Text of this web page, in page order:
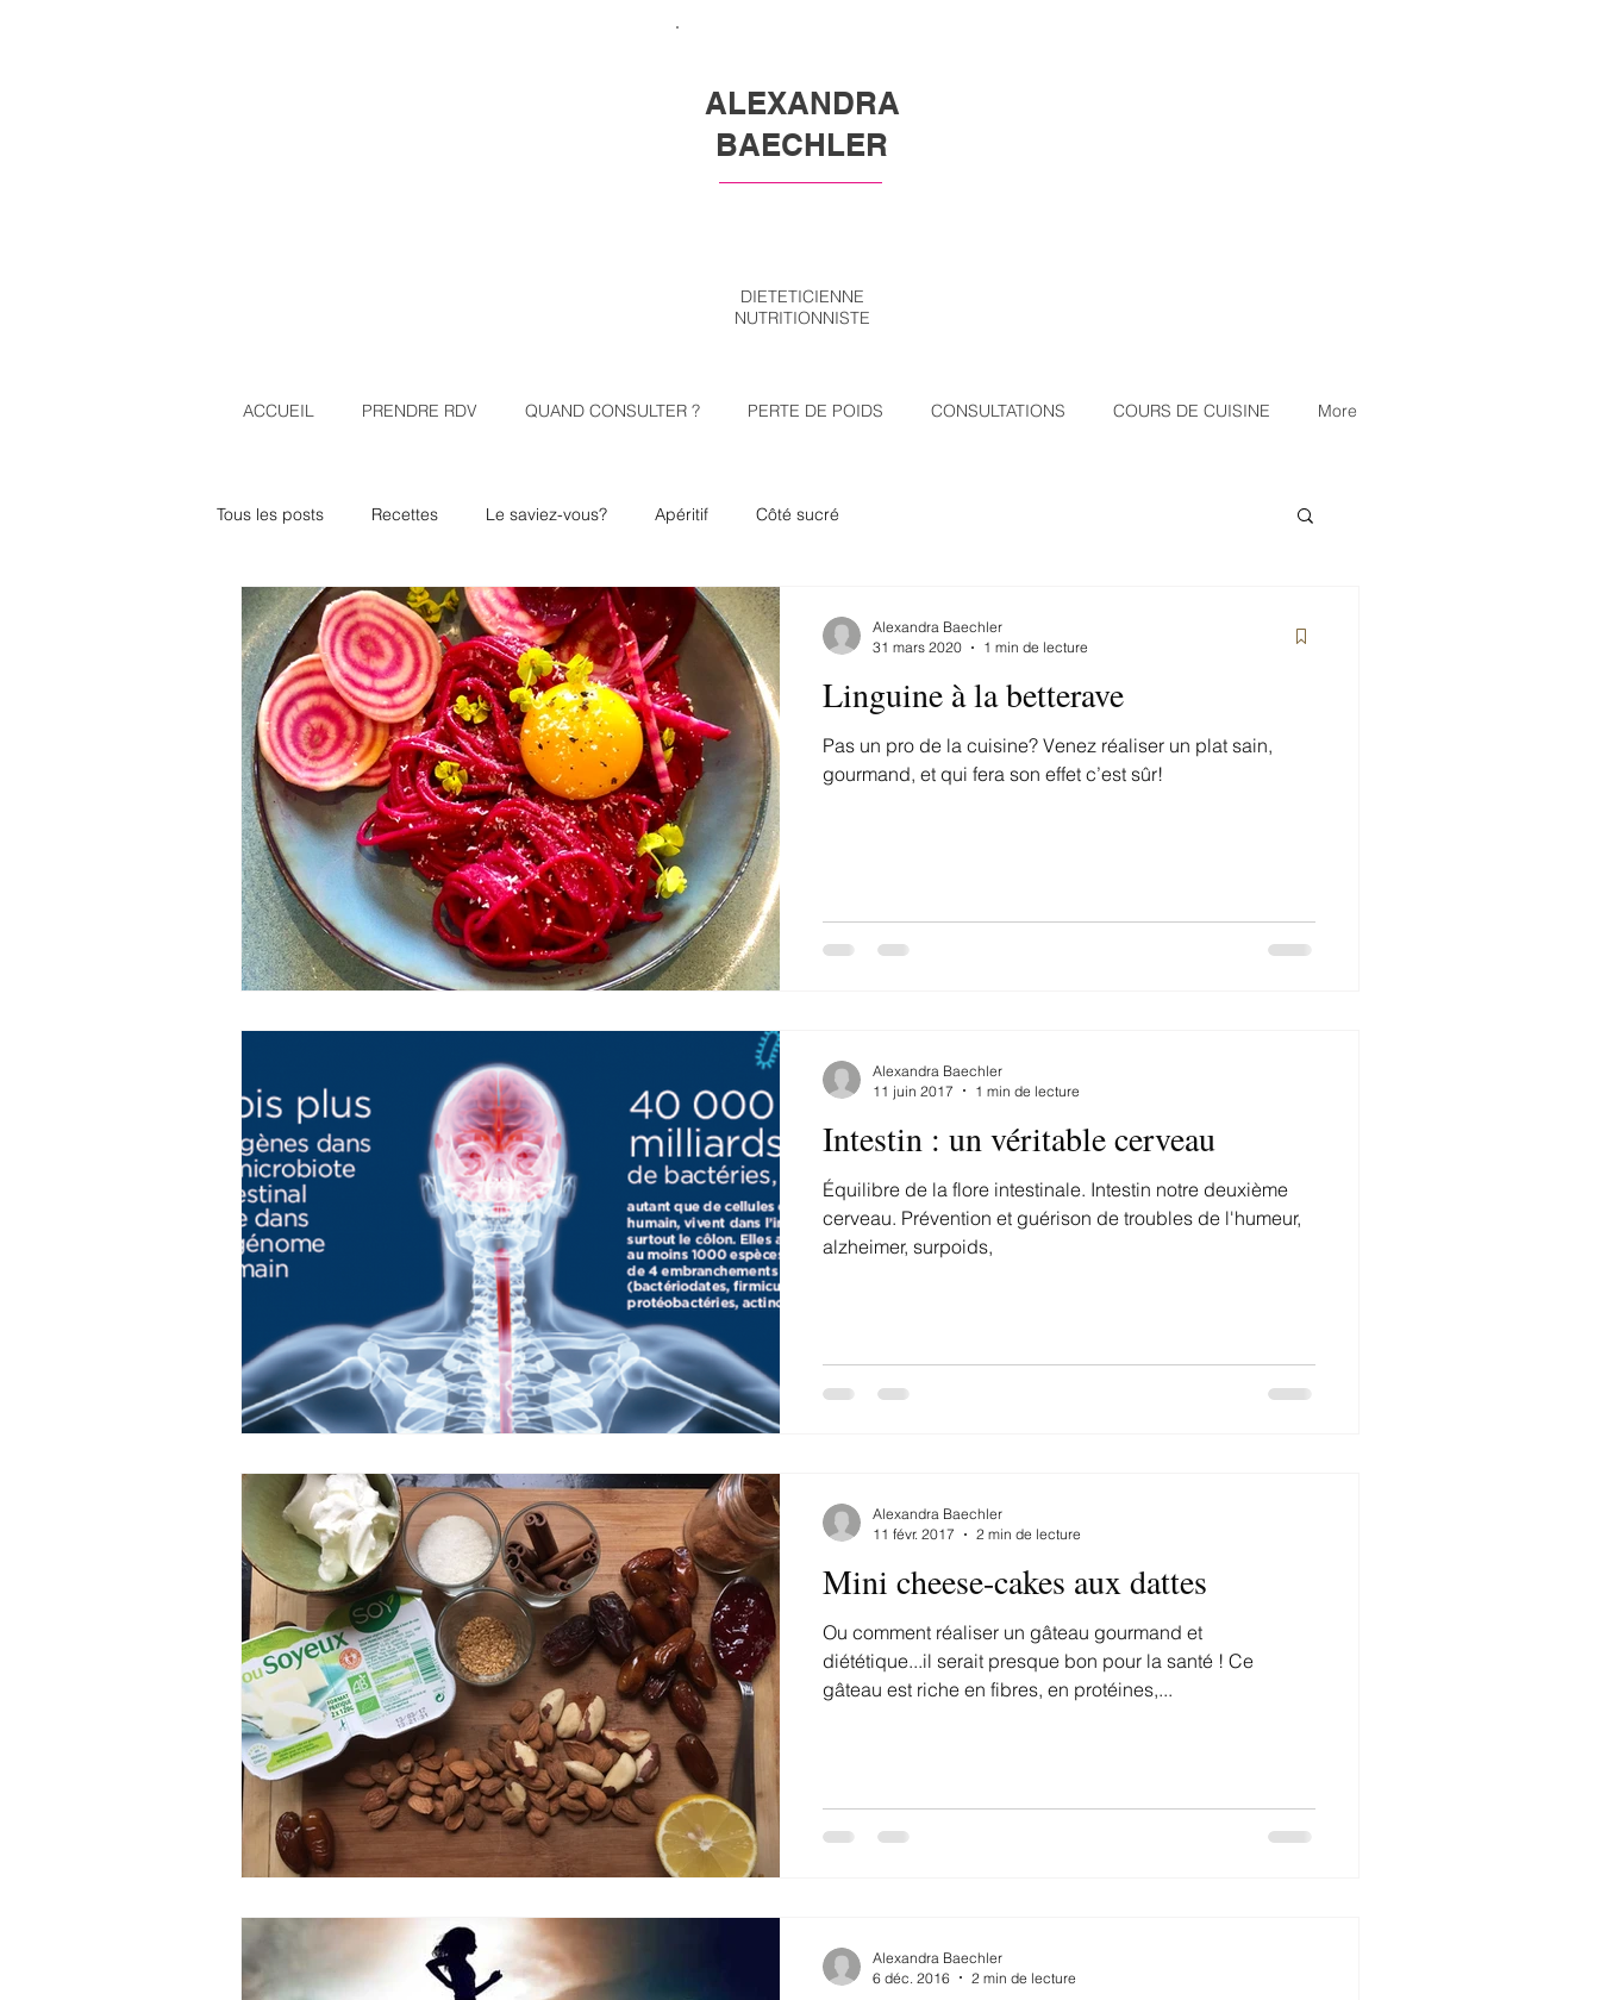
ALEXANDRA
BAECHLER
DIETETICIENNE
NUTRITIONNISTE
ACCUEIL PRENDRE RDV QUAND CONSULTER ? PERTE DE POIDS CONSULTATIONS COURS DE CUISINE More
Tous les posts Recettes Le saviez-vous? Apéritif Côté sucré
Linguine à la betterave
Pas un pro de la cuisine? Venez réaliser un plat sain,
gourmand, et qui fera son effet c’est sûr!
Alexandra Baechler
31 mars 2020
1 min de lecture
Intestin : un véritable cerveau
Équilibre de la flore intestinale. Intestin notre deuxième
cerveau. Prévention et guérison de troubles de l'humeur,
alzheimer, surpoids,
Alexandra Baechler
11 juin 2017
1 min de lecture
Mini cheese-cakes aux dattes
Ou comment réaliser un gâteau gourmand et
diététique...il serait presque bon pour la santé ! Ce
gâteau est riche en fibres, en protéines,...
Alexandra Baechler
11 févr. 2017
2 min de lecture
Alexandra Baechler
6 déc. 2016
2 min de lecture